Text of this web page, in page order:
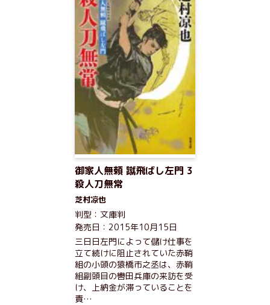
御家人無頼 蹴飛ばし左門 3
殺人刀無常
芝村凉也
判型：文庫判
発売日：2015年10月15日
三日日左門によって儲け仕事を
立て続けに阻止されていた赤鞘
組の小頭の猿橋市之丞は、赤鞘
組副頭目の轡田兵庫の来訪を受
け、上納金が滞っていることを
責…